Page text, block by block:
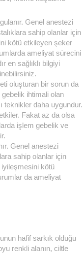
Genel anestezi
sahip olanlar için
kötü etkileyen şeker
ameliyat sürecini
en sağlıklı bilgiyi
oluşturan bir sorun da
ihtimali olan
teknikler daha uygundur.
Fakat az da olsa
işlem gebelik ve
Genel anestezi
sahip olanlar için
iyileşmesini kötü
da ameliyat
hafif sarkık olduğu
renkli alanın, ciltle